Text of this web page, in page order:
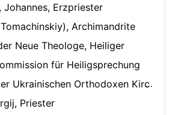
Johannes, Erzpriester
Archimandrite
Neue Theologe, Heiliger
für Heiligsprechung
Ukrainischen Orthodoxen Kirche
Priester